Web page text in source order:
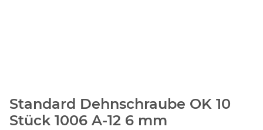
Standard Dehnschraube OK 10
Stück 1006 A-12 6 mm